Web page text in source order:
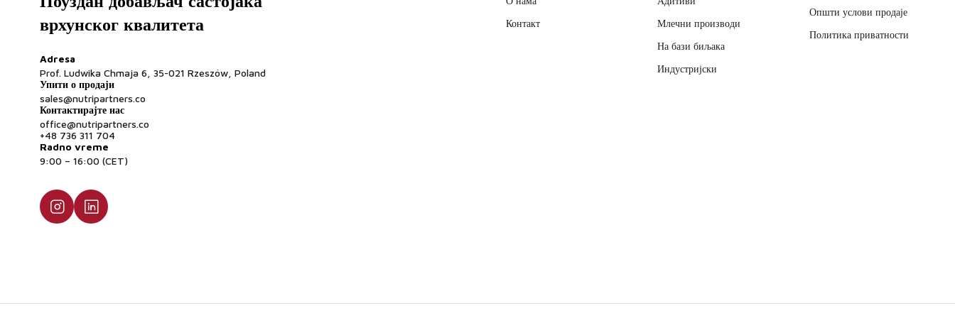
врхунског квалитета
Adresa
Prof. Ludwika Chmaja 6, 35-021 Rzeszów, Poland
Упити о продаји
sales@nutripartners.co
Контактирајте нас
office@nutripartners.co
+48 736 311 704
Radno vreme
9:00 – 16:00 (CET)
Контакт
Млечни производи
На бази биљака
Индустријски
Општи услови продаје
Политика приватности